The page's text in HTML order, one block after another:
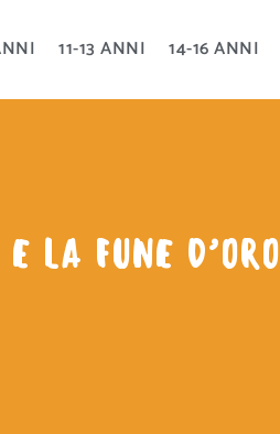
11-13 ANNI 14-16 ANNI
LA FUNE D’ORO